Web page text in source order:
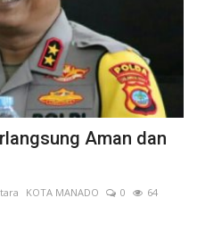
Aman dan
KOTA MANADO 0
64